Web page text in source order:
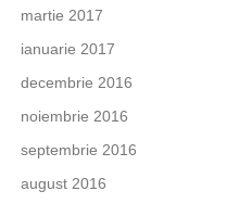
martie 2017
ianuarie 2017
decembrie 2016
noiembrie 2016
septembrie 2016
august 2016